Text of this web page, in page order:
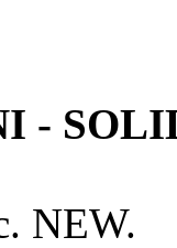
-
NEW.